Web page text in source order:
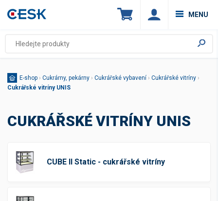
MENU
E-shop › Cukrárny, pekárny › Cukrářské vybavení › Cukrářské vitríny ›
Cukrářské vitríny UNIS
CUKRÁŘSKÉ VITRÍNY UNIS
CUBE II Static - cukrářské vitríny